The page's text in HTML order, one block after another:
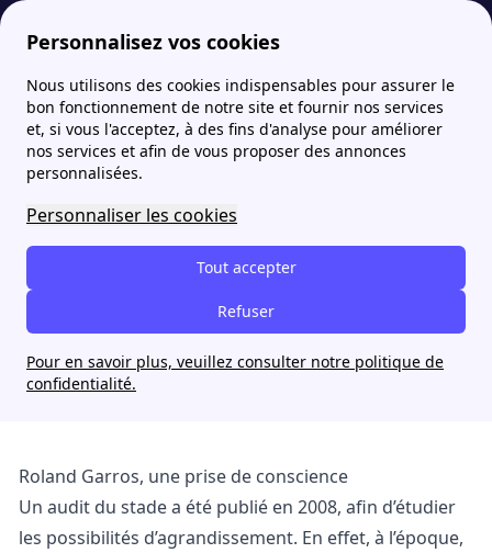
Personnalisez vos cookies
Nous utilisons des cookies indispensables pour assurer le
bon fonctionnement de notre site et fournir nos services
et, si vous l'acceptez, à des fins d'analyse pour améliorer
nos services et afin de vous proposer des annonces
personnalisées.
Personnaliser les cookies
Tout accepter
Refuser
Pour en savoir plus, veuillez consulter notre politique de
confidentialité.
Fournisseur-Energie Actualites Roland Garros, la révolution !
Roland Garros, la
révolution !
Jade Nguyen
Roland Garros, une prise de conscience
Un audit du stade a été publié en 2008, afin d’étudier
les possibilités d’agrandissement. En effet, à l’époque,